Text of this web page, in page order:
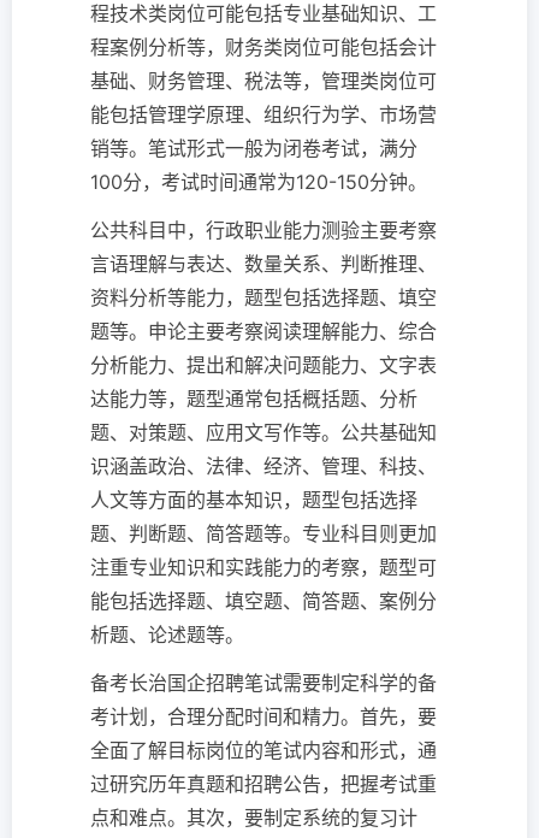
程技术类岗位可能包括专业基础知识、工
程案例分析等，财务类岗位可能包括会计
基础、财务管理、税法等，管理类岗位可
能包括管理学原理、组织行为学、市场营
销等。笔试形式一般为闭卷考试，满分
100分，考试时间通常为120-150分钟。
公共科目中，行政职业能力测验主要考察
言语理解与表达、数量关系、判断推理、
资料分析等能力，题型包括选择题、填空
题等。申论主要考察阅读理解能力、综合
分析能力、提出和解决问题能力、文字表
达能力等，题型通常包括概括题、分析
题、对策题、应用文写作等。公共基础知
识涵盖政治、法律、经济、管理、科技、
人文等方面的基本知识，题型包括选择
题、判断题、简答题等。专业科目则更加
注重专业知识和实践能力的考察，题型可
能包括选择题、填空题、简答题、案例分
析题、论述题等。
备考长治国企招聘笔试需要制定科学的备
考计划，合理分配时间和精力。首先，要
全面了解目标岗位的笔试内容和形式，通
过研究历年真题和招聘公告，把握考试重
点和难点。其次，要制定系统的复习计